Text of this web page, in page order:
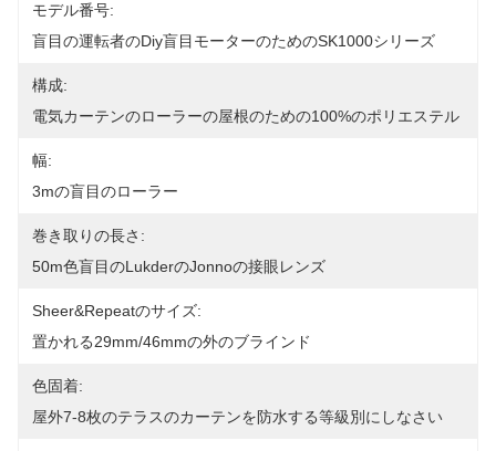
モデル番号:
盲目の運転者のdiy盲目モーターのためのSK1000シリーズ
構成:
電気カーテンのローラーの屋根のための100%のポリエステル
幅:
3mの盲目のローラー
巻き取りの長さ:
50m色盲目のlukderのjonnoの接眼レンズ
Sheer&Repeatのサイズ:
置かれる29mm/46mmの外のブラインド
色固着:
屋外7-8枚のテラスのカーテンを防水する等級別にしなさい